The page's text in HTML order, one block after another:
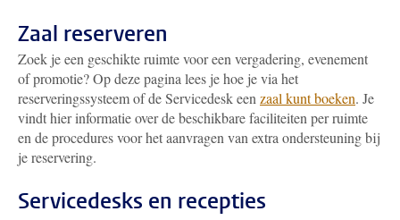
Zaal reserveren
Zoek je een geschikte ruimte voor een vergadering, evenement
of promotie? Op deze pagina lees je hoe je via het
reserveringssysteem of de Servicedesk een zaal kunt boeken. Je
vindt hier informatie over de beschikbare faciliteiten per ruimte
en de procedures voor het aanvragen van extra ondersteuning bij
je reservering.
Servicedesks en recepties